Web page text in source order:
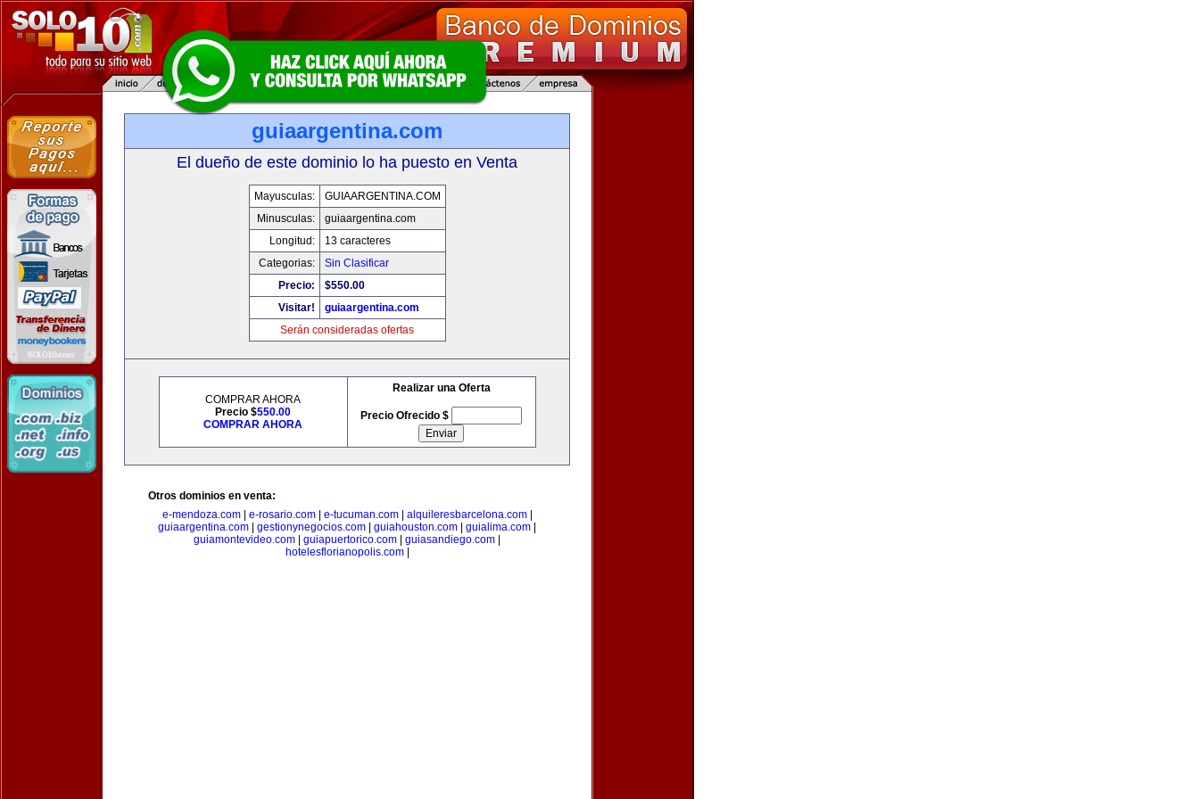
guiaargentina.com
El dueño de este dominio lo ha puesto en Venta
Mayusculas:
GUIAARGENTINA.COM
Minusculas:
guiaargentina.com
Longitud:
13 caracteres
Categorias:
Sin Clasificar
Precio:
$550.00
Visitar!
guiaargentina.com
Serán consideradas ofertas
COMPRAR AHORA
Precio $550.00
COMPRAR AHORA
Realizar una Oferta
Precio Ofrecido $
Otros dominios en venta:
e-mendoza.com| e-rosario.com| e-tucuman.com| alquileresbarcelona.com|
guiaargentina.com
gestionynegocios.com guiahouston.com guialima.com
guiamontevideo.com
guiapuertorico.com guiasandiego.com
hotelesflorianopolis.com|